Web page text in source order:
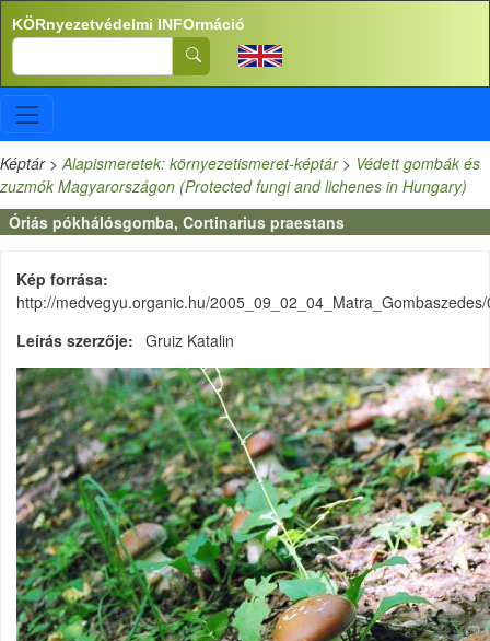
Ugrás a tartalomra
KÖRnyezetvédelmi INFOrmáció
Search
Képtár>Alapismeretek: környezetismeret-képtár> Védett gombák és
zuzmók Magyarországon (Protected fungi and lichenes in Hungary)
Óriás pókhálósgomba, Cortinarius praestans
Kép forrása
http://medvegyu.organic.hu/
Leírás szerzője
Gruiz Katalin